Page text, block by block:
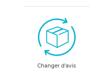
ils disposent d’un
facilement au gré de vos
Quels critères
de mes
Changer d'avis